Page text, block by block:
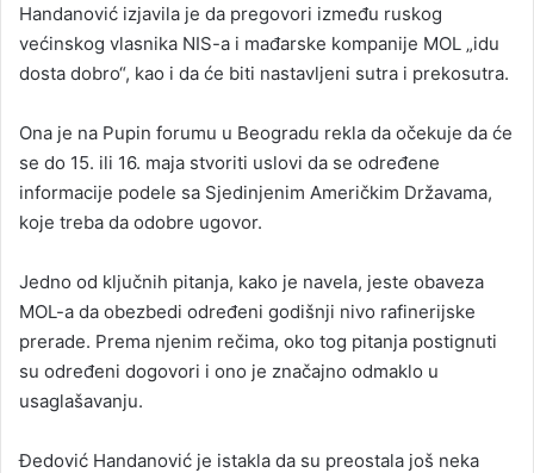
Handanović izjavila je da pregovori između ruskog
većinskog vlasnika NIS-a i mađarske kompanije MOL „idu
dosta dobro“, kao i da će biti nastavljeni sutra i prekosutra.
Ona je na Pupin forumu u Beogradu rekla da očekuje da će
se do 15. ili 16. maja stvoriti uslovi da se određene
informacije podele sa Sjedinjenim Američkim Državama,
koje treba da odobre ugovor.
Jedno od ključnih pitanja, kako je navela, jeste obaveza
MOL-a da obezbedi određeni godišnji nivo rafinerijske
prerade. Prema njenim rečima, oko tog pitanja postignuti
su određeni dogovori i ono je značajno odmaklo u
usaglašavanju.
Đedović Handanović je istakla da su preostala još neka